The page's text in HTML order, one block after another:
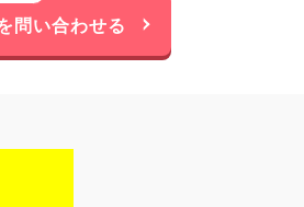
問い合わせる